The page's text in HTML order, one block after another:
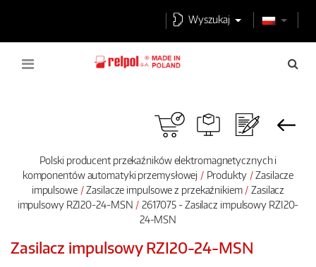
Wyszukaj
Polski producent przekaźników elektromagnetycznych i
komponentów automatyki przemysłowej
Produkty
Zasilacze
impulsowe
Zasilacze impulsowe z przekaźnikiem
Zasilacz
impulsowy RZI20-24-MSN
2617075 - Zasilacz impulsowy RZI20-
24-MSN
Zasilacz impulsowy RZI20-24-MSN